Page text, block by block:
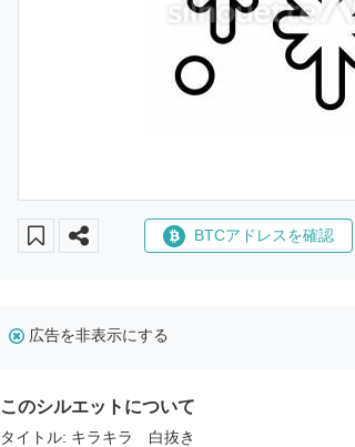
BTCアドレスを確認
広告を非表示にする
このシルエットについて
タイトル: キラキラ 白抜き